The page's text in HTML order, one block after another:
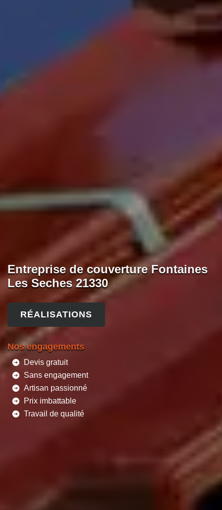
Entreprise de couverture Fontaines
Les Seches 21330
RÉALISATIONS
Nos engagements
Devis gratuit
Sans engagement
Artisan passionné
Prix imbattable
Travail de qualité